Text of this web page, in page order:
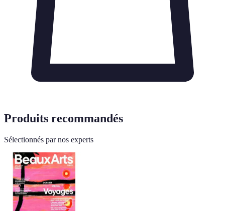
Produits recommandés
Sélectionnés par nos experts